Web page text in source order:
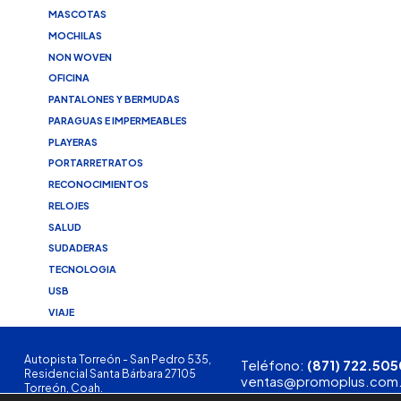
MASCOTAS
MOCHILAS
NON WOVEN
OFICINA
PANTALONES Y BERMUDAS
PARAGUAS E IMPERMEABLES
PLAYERAS
PORTARRETRATOS
RECONOCIMIENTOS
RELOJES
SALUD
SUDADERAS
TECNOLOGIA
USB
VIAJE
Autopista Torreón - San Pedro 535,
Residencial Santa Bárbara 27105
Torreón, Coah.
Teléfono: (871)